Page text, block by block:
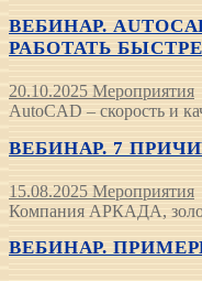
ВЕБИНАР.
РАБОТАТЬ
20.10.2025 Мероприятия
AutoCAD – скорость и
ВЕБИНАР. 7
15.08.2025 Мероприятия
Компания АРКАДА,
ВЕБИНАР.